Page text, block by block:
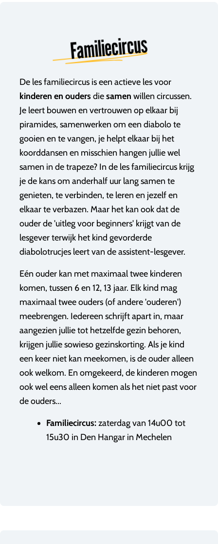
Familiecircus
De les familiecircus is een actieve les voor
kinderen en ouders diesamen willen circussen.
Je leert bouwen en vertrouwen op elkaar bij
piramides, samenwerken om een diabolo te
gooien en te vangen, je helpt elkaar bij het
koorddansen en misschien hangen jullie wel
samen in de trapeze? In de les familiecircus krijg
je de kans om anderhalf uur lang samen te
genieten, te verbinden, te leren en jezelf en
elkaar te verbazen. Maar het kan ook dat de
ouder de 'uitleg voor beginners' krijgt van de
lesgever terwijk het kind gevorderde
diabolotrucjes leert van de assistent-lesgever.
Eén ouder kan met maximaal twee kinderen
komen, tussen 6 en 12, 13 jaar. Elk kind mag
maximaal twee ouders (of andere 'ouderen')
meebrengen. Iedereen schrijft apart in, maar
aangezien jullie tot hetzelfde gezin behoren,
krijgen jullie sowieso gezinskorting. Als je kind
een keer niet kan meekomen, is de ouder alleen
ook welkom. En omgekeerd, de kinderen mogen
ook wel eens alleen komen als het niet past voor
de ouders...
Familiecircus:zaterdag van 14u00 tot
15u30 in Den Hangar in Mechelen